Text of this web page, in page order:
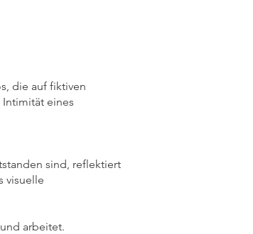
die auf fiktiven
eines
sind, reflektiert
visuelle
arbeitet.